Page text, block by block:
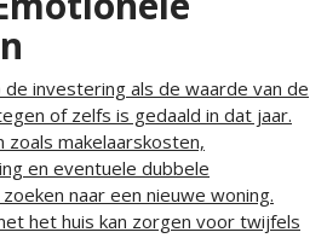
investering als de waarde van de
of zelfs is gedaald in dat jaar.
zoals makelaarskosten,
en eventuele dubbele
naar een nieuwe woning.
het huis kan zorgen voor twijfels